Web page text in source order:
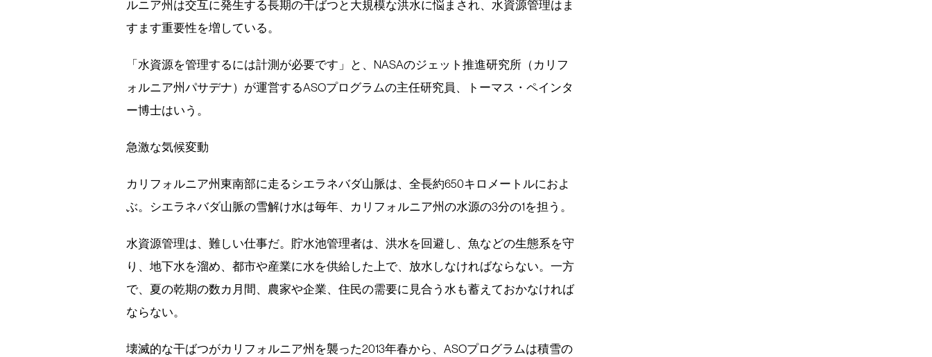
ルニア州は交互に発生する長期の干ばつと大規模な洪水に悩まされ、水資源管理はま
すます重要性を増している。
「水資源を管理するには計測が必要です」と、NASAのジェット推進研究所（カリフ
ォルニア州パサデナ）が運営するASOプログラムの主任研究員、トーマス・ペインタ
ー博士はいう。
急激な気候変動
カリフォルニア州東南部に走るシエラネバダ山脈は、全長約650キロメートルにおよ
ぶ。シエラネバダ山脈の雪解け水は毎年、カリフォルニア州の水源の3分の1を担う。
水資源管理は、難しい仕事だ。貯水池管理者は、洪水を回避し、魚などの生態系を守
り、地下水を溜め、都市や産業に水を供給した上で、放水しなければならない。一方
で、夏の乾期の数カ月間、農家や企業、住民の需要に見合う水も蓄えておかなければ
ならない。
壊滅的な干ばつがカリフォルニア州を襲った2013年春から、ASOプログラムは積雪の